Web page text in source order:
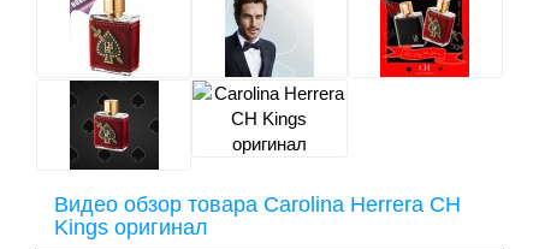
Видео обзор товара Carolina Herrera CH
Kings оригинал